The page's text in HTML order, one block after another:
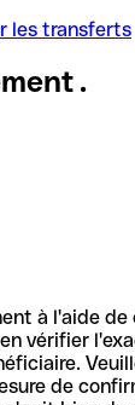
les transferts
.
à l'aide de
vérifier
de